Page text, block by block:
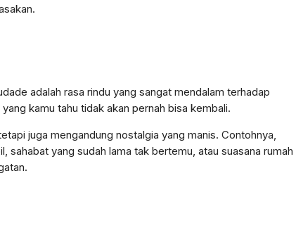
adalah rasa rindu yang sangat mendalam terhadap
kamu tahu tidak akan pernah bisa kembali.
juga mengandung nostalgia yang manis. Contohnya,
sahabat yang sudah lama tak bertemu, atau suasana rumah